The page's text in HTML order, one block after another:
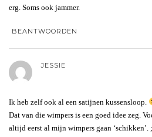
erg. Soms ook jammer.
BEANTWOORDEN
JESSIE
Ik heb zelf ook al een satijnen kussensloop.
Dat van die wimpers is een goed idee zeg.
altijd eerst al mijn wimpers gaan ‘schikken’.